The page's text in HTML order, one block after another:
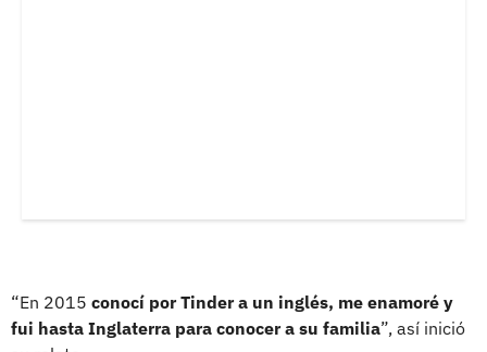
“En 2015 conocí por Tinder a un inglés, me enamoré y
fui hasta Inglaterra para conocer a su familia”, así inició